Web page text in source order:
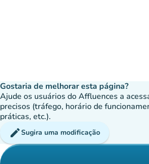
Gostaria de melhorar esta página?
Ajude os usuários do Affluences a
precisos (tráfego, horário de
práticas, etc.).
editSugira uma modificação